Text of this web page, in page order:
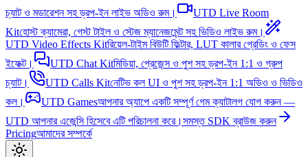
চ্যাট ও মডারেশন সহ ড্রপ-ইন লাইভ অডিও রুম।
UTD Live Room
Kitহোস্ট ক্যামেরা, গেস্ট টাইল ও স্টেজ ম্যানেজমেন্ট সহ ভিডিও লাইভ রুম।
UTD Video Effects Kitরিয়েল-টাইম বিউটি ফিল্টার, LUT কালার গ্রেডিং ও ফেস
ইফেক্ট।
UTD Chat Kitমিডিয়া, প্রেজেন্স ও পুশ সহ ড্রপ-ইন 1:1 ও গ্রুপ
চ্যাট।
UTD Calls Kitনেটিভ কল UI ও পুশ সহ ড্রপ-ইন 1:1 অডিও ও ভিডিও
কল।
UTD Gamesআপনার অ্যাপে একটি সম্পূর্ণ গেম ক্যাটালগ যোগ করুন —
UTD আপনার এজেন্সি হিসেবে এটি পরিচালনা করে। সমস্ত SDK ব্রাউজ করুন
Pricingআমাদের সম্পর্কে